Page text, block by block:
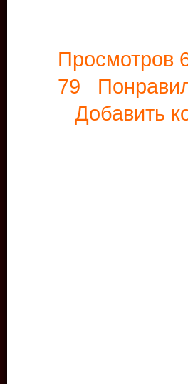
Просмотров
79
Добавить